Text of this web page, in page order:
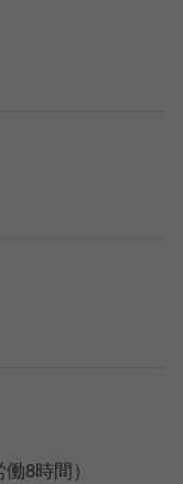
、社内表彰制度
トですがこのほ
ります。
けど引っ越しの
、福岡の4拠点
のでご安心くだ
8時間）